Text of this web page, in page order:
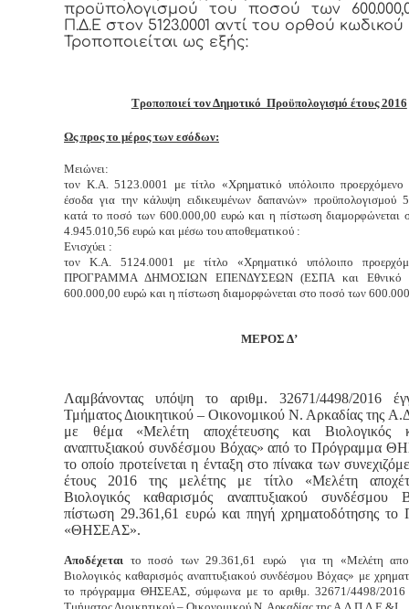
προϋπολογισμού του ποσού των
Π.Δ.Ε στον 5123.0001 αντί του ορθού κωδικού
Τροποποιείται ως εξής:
Τροποποιεί τον Δημοτικό Προϋπολογισμό έτους 2016
Ως προς το μέρος των εσόδων:
Μειώνει:
τον Κ.Α. 5123.0001 με τίτλο «Χρηματικό υπόλοιπο προερχόμενο
έσοδα για την κάλυψη ειδικευμένων δαπανών» προϋπολογισμού
κατά το ποσό των 600.000,00 ευρώ και η πίστωση διαμορφώνεται
4.945.010,56 ευρώ και μέσω του αποθεματικού :
Ενισχύει :
τον Κ.Α. 5124.0001 με τίτλο «Χρηματικό υπόλοιπο
ΠΡΟΓΡΑΜΜΑ ΔΗΜΟΣΙΩΝ ΕΠΕΝΔΥΣΕΩΝ (ΕΣΠΑ και Εθνικό
600.000,00 ευρώ και η πίστωση διαμορφώνεται στο ποσό των
ΜΕΡΟΣ Δ’
Λαμβάνοντας υπόψη το αριθμ. 32671/4498/2016
Τμήματος Διοικητικού – Οικονομικού Ν. Αρκαδίας της
με θέμα «Μελέτη αποχέτευσης και Βιολογικός
αναπτυξιακού συνδέσμου Βόχας» από το Πρόγραμμα
το οποίο προτείνεται η ένταξη στο πίνακα των
έτους 2016 της μελέτης με τίτλο «Μελέτη
Βιολογικός καθαρισμός αναπτυξιακού συνδέσμου
πίστωση 29.361,61 ευρώ και πηγή χρηματοδότησης το
«ΘΗΣΕΑΣ».
Αποδέχεται το ποσό των 29.361,61 ευρώ για τη «Μελέτη
Βιολογικός καθαρισμός αναπτυξιακού συνδέσμου Βόχας» με
το πρόγραμμα ΘΗΣΕΑΣ, σύμφωνα με το αριθμ. 32671/4498/2016